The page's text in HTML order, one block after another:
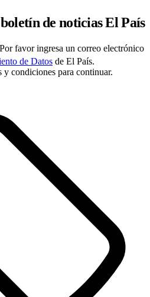
de noticias El País
Por favor ingresa un correo electrónico
de Datos de El País.
y condiciones para continuar.